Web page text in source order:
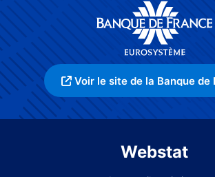
Voir le site de la Banque de
Webstat